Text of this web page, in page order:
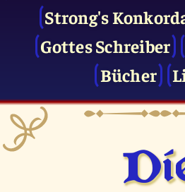
Strong's
Gottes Schreiber
Bücher